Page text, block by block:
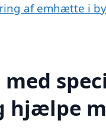
af emhætte i